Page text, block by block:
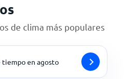
de clima más populares
tiempo en agosto